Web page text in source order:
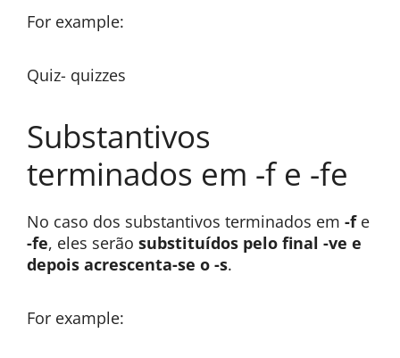
For example:
Quiz- quizzes
Substantivos
terminados em -f e -fe
No caso dos substantivos terminados em -fe
-fe, eles serão substituídos pelo final -ve e
depois acrescenta-se o -s.
For example: